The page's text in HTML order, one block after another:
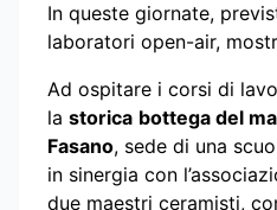
In queste giornate,
laboratori open-air,
Ad ospitare i corsi di
la storica bottega del
Fasano, sede di una
in sinergia con
due maestri ceramisti,